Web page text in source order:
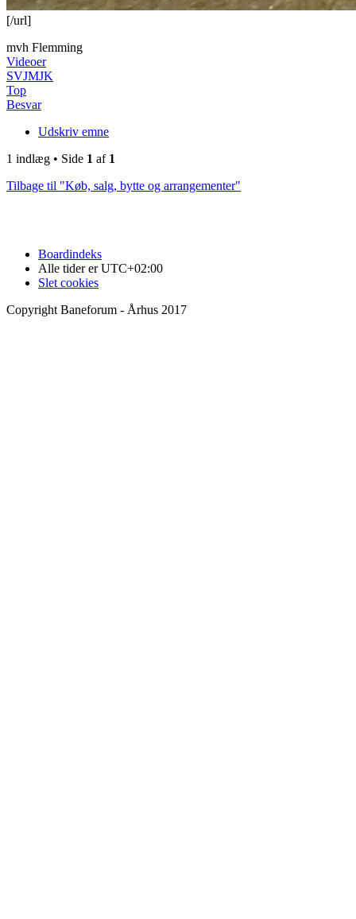
[/url]
mvh Flemming
Videoer
SVJMJK
Top
Besvar
Udskriv emne
1 indlæg • Side 1 af 1
Tilbage til "Køb, salg, bytte og arrangementer"
Boardindeks
Alle tider erUTC+02:00
Slet cookies
Copyright Baneforum - Århus 2017